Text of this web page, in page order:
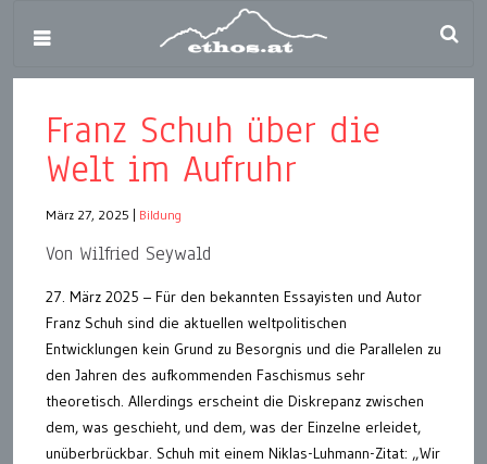
Franz Schuh über die
Welt im Aufruhr
März 27, 2025 Bildung
Von Wilfried Seywald
27. März 2025 – Für den bekannten Essayisten und Autor
Franz Schuh sind die aktuellen weltpolitischen
Entwicklungen kein Grund zu Besorgnis und die Parallelen zu
den Jahren des aufkommenden Faschismus sehr
theoretisch. Allerdings erscheint die Diskrepanz zwischen
dem, was geschieht, und dem, was der Einzelne erleidet,
unüberbrückbar. Schuh mit einem Niklas-Luhmann-Zitat: „Wir